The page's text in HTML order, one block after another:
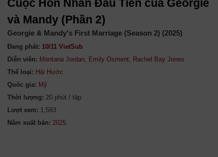
Cuộc Hôn Nhân Đầu Tiên của Georgie
và Mandy (Phần 2)
Georgie & Mandy's First Marriage (Season 2) (2025)
Đang phát: 10/11 VietSub
Diễn viên: Montana Jordan, Emily Osment, Rachel Bay Jones
Thể loại: Hài Hước
Quốc gia: Mỹ
Thời lượng: 20 phút / tập
Lượt xem: 1,593
Năm xuất bản: